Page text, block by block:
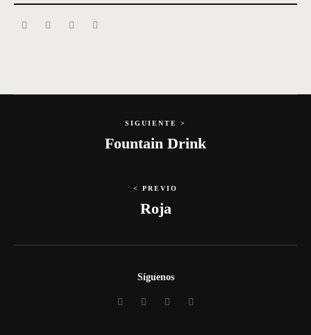
SIGUIENTE >
Fountain Drink
< PREVIO
Roja
Síguenos